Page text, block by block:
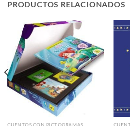
PRODUCTOS RELACIONADOS
CUENTOS CON PICTOGRAMAS